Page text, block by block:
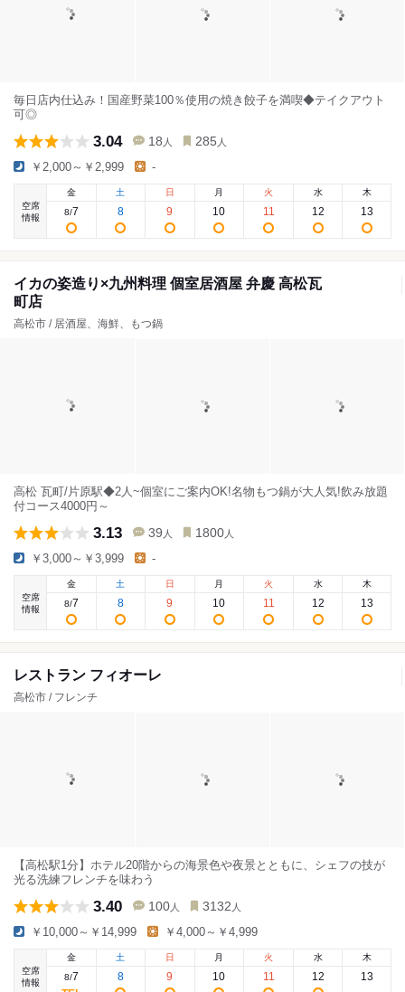
毎日店内仕込み！国産野菜100％使用の焼き餃子を満喫◆テイクアウト
可◎
3.04 18 人 285 人
￥2,000～￥2,999 -
空席
情報
金
8/7
土
8
日
9
月
10
火
11
水
12
木
13
イカの姿造り×九州料理 個室居酒屋 弁慶 高松瓦
町店
高松市 / 居酒屋、海鮮、もつ鍋
高松 瓦町/片原駅◆2人~個室にご案内OK!名物もつ鍋が大人気!飲み放題
付コース4000円～
3.13 39 人 1800 人
￥3,000～￥3,999 -
空席
情報
金
8/7
土
8
日
9
月
10
火
11
水
12
木
13
レストラン フィオーレ
高松市 / フレンチ
【高松駅1分】ホテル20階からの海景色や夜景とともに、シェフの技が
光る洗練フレンチを味わう
3.40 100 人 3132 人
￥10,000～￥14,999 ￥4,000～￥4,999
空席
情報
金
8/7
土
8
日
9
月
10
火
11
水
12
木
13